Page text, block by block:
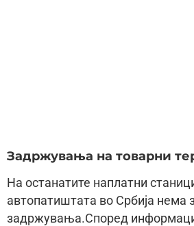
Задржувања на товарни
На останатите наплатни
автопатиштата во Србија нема
задржувања.Според